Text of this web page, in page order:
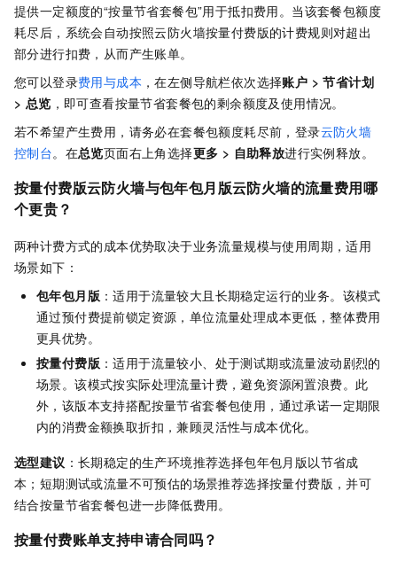
提供一定额度的“按量节省套餐包”用于抵扣费用。当该套餐包额度
耗尽后，系统会自动按照云防火墙按量付费版的计费规则对超出
部分进行扣费，从而产生账单。
您可以登录费用与成本 ，在左侧导航栏依次选择账户 >节省计划
> 总览 ，即可查看按量节省套餐包的剩余额度及使用情况。
若不希望产生费用，请务必在套餐包额度耗尽前， 登录云防火墙
控制台。 在总览页面右上角选择更多 > 自助释放进行实例释放。
按量付费版云防火墙与包年包月版云防火墙的流量费用哪
个更贵？
两种计费方式的成本优势取决于业务流量规模与使用周期，适用
场景如下：
包年包月版 ：适用于流量较大且长期稳定运行的业务。该模式
通过预付费提前锁定资源，单位流量处理成本更低，整体费用
更具优势。
按量付费版 ：适用于流量较小、处于测试期或流量波动剧烈的
场景。该模式按实际处理流量计费，避免资源闲置浪费。此
外，该版本支持搭配按量节省套餐包使用，通过承诺一定期限
内的消费金额换取折扣，兼顾灵活性与成本优化。
选型建议 ：长期稳定的生产环境推荐选择包年包月版以节省成
本；短期测试或流量不可预估的场景推荐选择按量付费版，并可
结合按量节省套餐包进一步降低费用。
按量付费账单支持申请合同吗？